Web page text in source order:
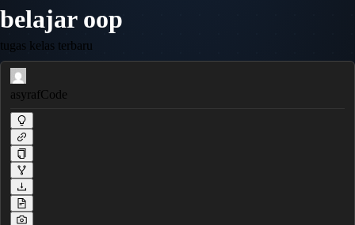
belajar oop
tugas kelas terbaru
asyrafCode